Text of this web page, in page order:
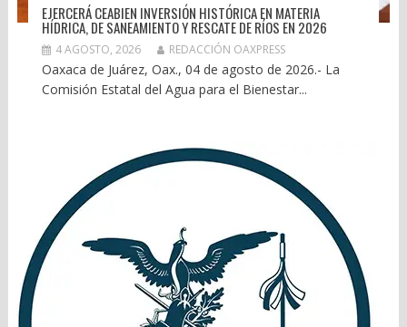
EJERCERÁ CEABIEN INVERSIÓN HISTÓRICA EN MATERIA
HÍDRICA, DE SANEAMIENTO Y RESCATE DE RÍOS EN 2026
4 AGOSTO, 2026 REDACCIÓN OAXPRESS
Oaxaca de Juárez, Oax., 04 de agosto de 2026.- La
Comisión Estatal del Agua para el Bienestar...